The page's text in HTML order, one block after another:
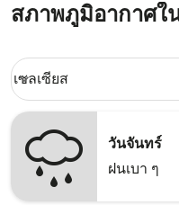
สภาพภูมิอากาศใ
Weather unit option เซลเ
เซลเซียส
keyboard_arrow_down
วันจันทร์
ฝนเบา ๆ